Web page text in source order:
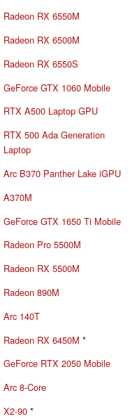
Radeon RX 6550M
Radeon RX 6500M
Radeon RX 6550S
GeForce GTX 1060 Mobile
RTX A500 Laptop GPU
RTX 500 Ada Generation
Laptop
Arc B370 Panther Lake iGPU
A370M
GeForce GTX 1650 Ti Mobile
Radeon Pro 5500M
Radeon RX 5500M
Radeon 890M
Arc 140T
Radeon RX 6450M *
GeForce RTX 2050 Mobile
Arc 8-Core
X2-90 *